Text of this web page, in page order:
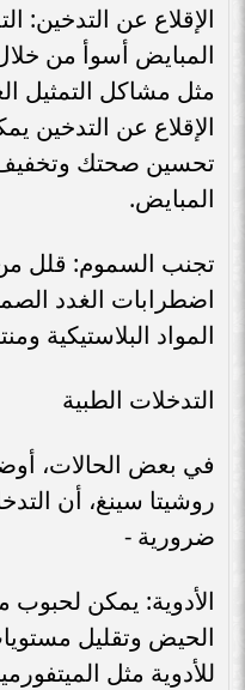
الإقلاع عن التدخين:
المبايض أسوأ من
مثل مشاكل التمثيل
الإقلاع عن التدخين
تحسين صحتك
المبايض.
تجنب السموم: قلل
اضطرابات الغدد
المواد البلاستيكية
التدخلات الطبية
في بعض الحالات،
روشيتا سينغ، أن
ضرورية -
الأدوية: يمكن
الحيض وتقليل
للأدوية مثل